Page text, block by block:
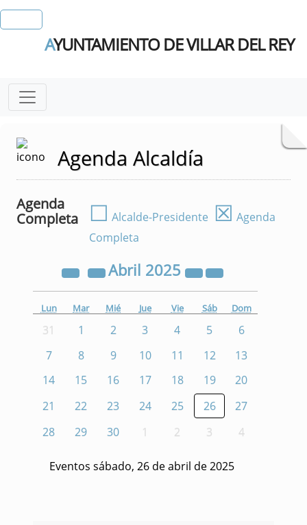
AYUNTAMIENTO DE VILLAR DEL REY
Agenda Alcaldía
Agenda
Completa
☐ Alcalde-Presidente ☒ Agenda
Completa
Abril 2025
Lun Mar Mié Jue Vie Sáb Dom
31 1 2 3 4 5
6
7
8 9 10 11 12
13
14
15 16 17 18 19
20
21
22 23 24 25 26
27
28
29 30 1 2 3 4
Eventos sábado, 26 de abril de 2025